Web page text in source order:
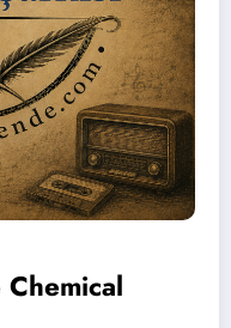
Chemical